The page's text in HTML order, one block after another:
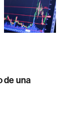
de una